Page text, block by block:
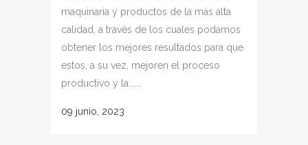
maquinaria y productos de la más alta
calidad, a través de los cuales podamos
obtener los mejores resultados para que
estos, a su vez, mejoren el proceso
productivo y la......
09 junio, 2023